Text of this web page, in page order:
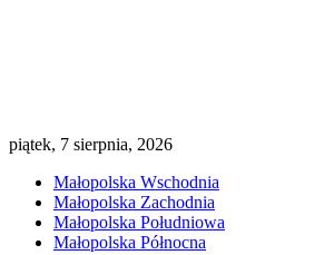
piątek, 7 sierpnia, 2026
Małopolska Wschodnia
Małopolska Zachodnia
Małopolska Południowa
Małopolska Północna